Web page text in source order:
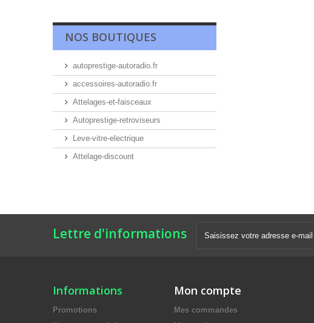
NOS BOUTIQUES
autoprestige-autoradio.fr
accessoires-autoradio.fr
Attelages-et-faisceaux
Autoprestige-retroviseurs
Leve-vitre-electrique
Attelage-discount
Lettre d'informations
Informations
Promotions
Mon compte
Mes commandes